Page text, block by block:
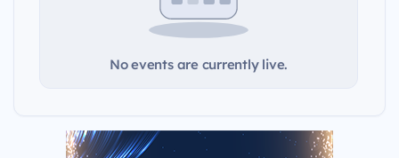
No events are currently live.